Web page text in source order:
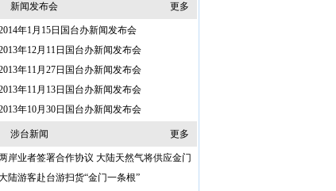
更多
新闻发布会
年1月15日国台办新闻发布会
年12月11日国台办新闻发布会
年11月27日国台办新闻发布会
年11月13日国台办新闻发布会
年10月30日国台办新闻发布会
更多
涉台新闻
岸业者签署合作协议 大陆天然气将供应金门
陆游客赴台游扫货“金门一条根”